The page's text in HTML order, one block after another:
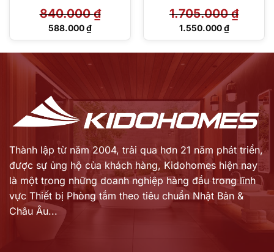
840.000₫
Giá
588.000₫
Giá
1.705.000₫
Giá
1.705.000 ₫.
1.550.000₫
Giá
1.550.000 ₫.
Thành lập từ năm 2004, trải qua hơn 21 năm phát triển,
được sự ủng hộ của khách hàng, Kidohomes hiện nay
là một trong những doanh nghiệp hàng đầu trong lĩnh
vực Thiết bị Phòng tắm theo tiêu chuẩn Nhật Bản &
Châu Âu...